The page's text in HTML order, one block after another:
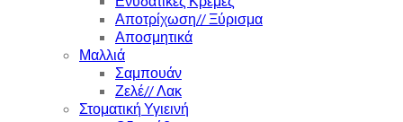
Αποτρίχωση// Ξύρισμα
Αποσμητικά
Μαλλιά
Σαμπουάν
Ζελέ// Λακ
Στοματική Υγιεινή